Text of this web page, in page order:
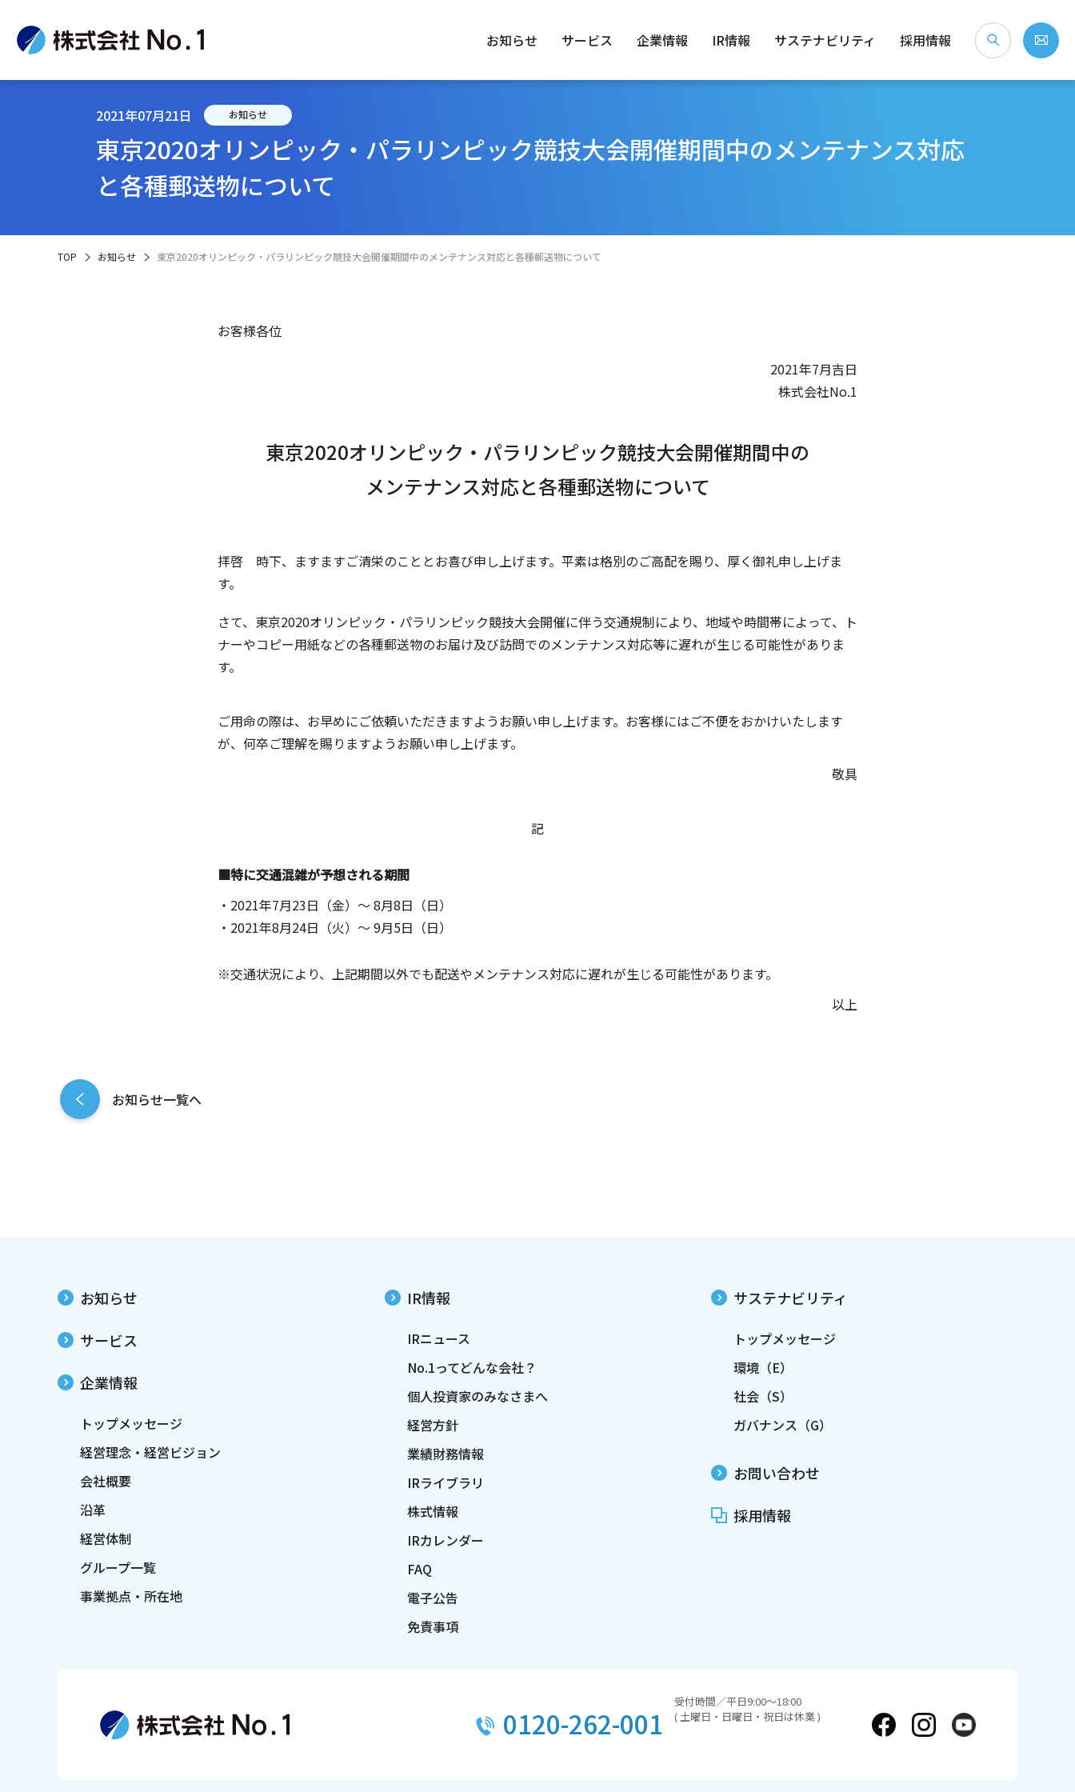
お知らせ サービス 企業情報
企業情報 トップメッセージ 経営理念・経営ビジョン 会社概要
沿革
IR情報
IR情報 IRニュース No.1ってどんな会社？
個人投資家のみなさまへ
サステナビリティ
サステナビリティ トップメッセージ 環境（E） 社会（S） ガバナンス（G）
採用情報
2021年07月21日 お知らせ
東京2020オリンピック・パラリンピック競技大会開催期間中のメンテナンス対応
と各種郵送物について
TOP お知らせ 東京2020オリンピック・パラリンピック競技大会開催期間中のメンテナンス対応と各種郵送物について
お客様各位
2021年7月吉日
株式会社No.1
東京2020オリンピック・パラリンピック競技大会開催期間中の
メンテナンス対応と各種郵送物について
拝啓 時下、ますますご清栄のこととお喜び申し上げます。平素は格別のご高配を賜り、厚く御礼申し上げま
す。
さて、東京2020オリンピック・パラリンピック競技大会開催に伴う交通規制により、地域や時間帯によって、ト
ナーやコピー用紙などの各種郵送物のお届け及び訪問でのメンテナンス対応等に遅れが生じる可能性がありま
す。
ご用命の際は、お早めにご依頼いただきますようお願い申し上げます。お客様にはご不便をおかけいたします
が、何卒ご理解を賜りますようお願い申し上げます。
敬具
記
■特に交通混雑が予想される期間
・2021年7月23日（金） ～ 8月8日（日）
・2021年8月24日（火） ～ 9月5日（日）
※交通状況により、上記期間以外でも配送やメンテナンス対応に遅れが生じる可能性があります。
以上
お知らせ一覧へ
お知らせ
サービス
企業情報
トップメッセージ
経営理念・経営ビジョン
会社概要
沿革
経営体制
グループ一覧
事業拠点・所在地
IR情報
IRニュース
No.1ってどんな会社？
個人投資家のみなさまへ
経営方針
業績財務情報
IRライブラリ
株式情報
IRカレンダー
FAQ
電子公告
免責事項
サステナビリティ
トップメッセージ
環境（E）
社会（S）
ガバナンス（G）
お問い合わせ
採用情報
0120-262-001
受付時間／平日9:00～18:00
( 土曜日・日曜日・祝日は休業 )